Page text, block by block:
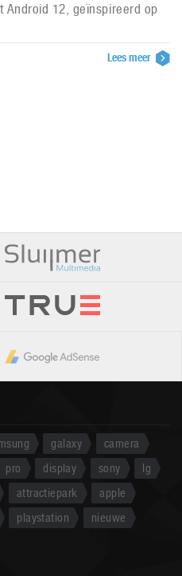
Android 12, geïnspireerd op
Lees meer
galaxy
camera
pro display sony
lg
attractiepark
apple
playstation
nieuwe